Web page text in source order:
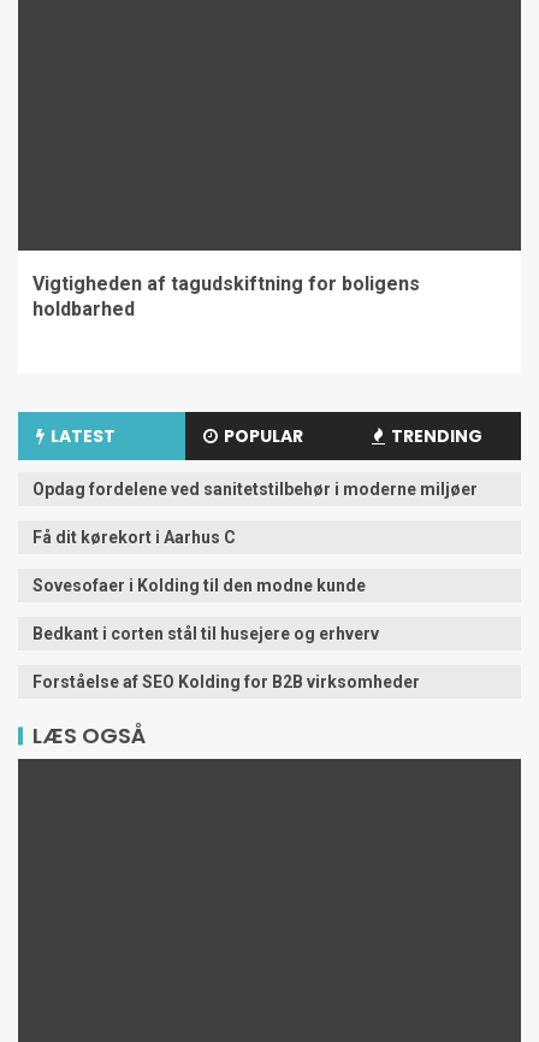
Vigtigheden af tagudskiftning for boligens
holdbarhed
LATEST POPULAR TRENDING
Opdag fordelene ved sanitetstilbehør i moderne miljøer
Få dit kørekort i Aarhus C
Sovesofaer i Kolding til den modne kunde
Bedkant i corten stål til husejere og erhverv
Forståelse af SEO Kolding for B2B virksomheder
LÆS OGSÅ